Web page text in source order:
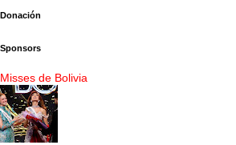
Donación
Sponsors
Misses de Bolivia